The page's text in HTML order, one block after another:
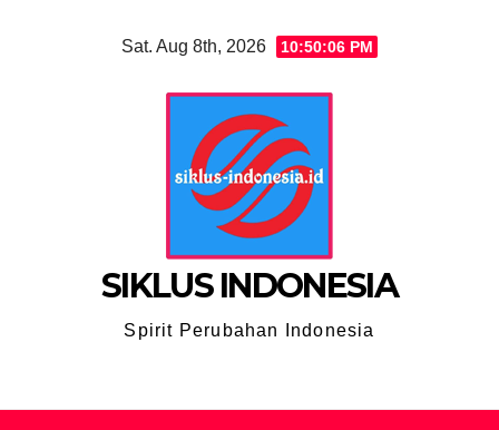
Sat. Aug 8th, 2026 10:50:07 PM
SIKLUS INDONESIA
Spirit Perubahan Indonesia